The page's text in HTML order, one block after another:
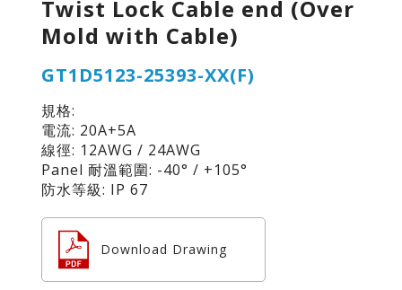
Twist Lock Cable end (Over
Mold with Cable)
GT1D5123-25393-XX(F)
規格:
電流: 20A+5A
線徑: 12AWG / 24AWG
Panel 耐溫範圍: -40° / +105°
防水等級: IP 67
Download Drawing